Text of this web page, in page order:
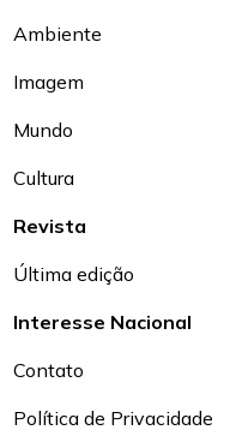
Ambiente
Imagem
Mundo
Cultura
Revista
Última edição
Interesse Nacional
Contato
Política de Privacidade